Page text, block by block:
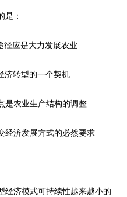
：
应是大力发展农业
转型的一个契机
农业生产结构的调整
济发展方式的必然要求
济模式可持续性越来越小的